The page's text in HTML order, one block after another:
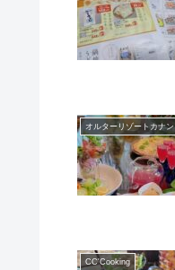
オルターリゾートカナン
CC'Cooking